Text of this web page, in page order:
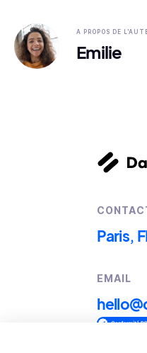
A PROPOS DE
Emilie
Paris,
EMAIL